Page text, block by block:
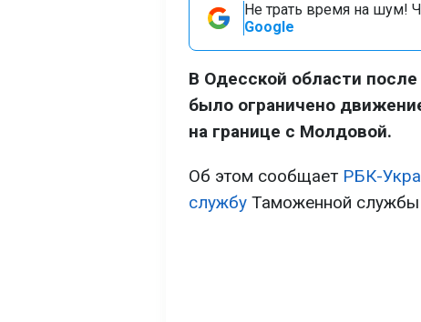
Не трать время на шум!
Google
В Одесской области
было ограничено
на границе с Молдовой.
Об этом сообщает РБК-
службу Таможенной